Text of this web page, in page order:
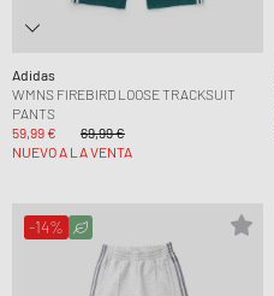
Adidas
WMNS FIREBIRD LOOSE TRACKSUIT
PANTS
59,99 €
69,99 €
NUEVO A LA VENTA
-14%